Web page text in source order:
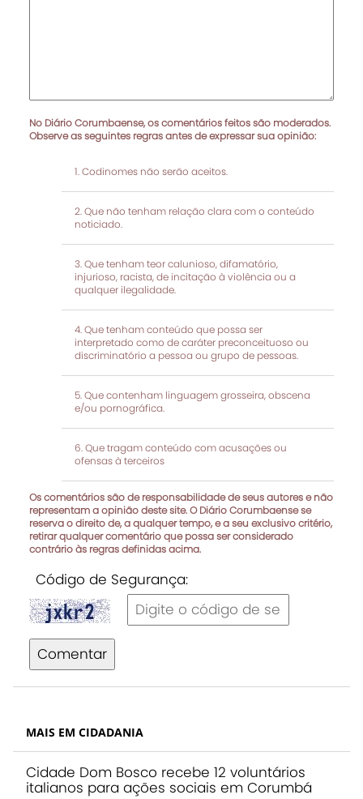
No Diário Corumbaense, os comentários feitos são moderados.
Observe as seguintes regras antes de expressar sua opinião:
Codinomes não serão aceitos.
Que não tenham relação clara com o conteúdo
noticiado.
Que tenham teor calunioso, difamatório,
injurioso, racista, de incitação à violência ou a
qualquer ilegalidade.
Que tenham conteúdo que possa ser
interpretado como de caráter preconceituoso ou
discriminatório a pessoa ou grupo de pessoas.
Que contenham linguagem grosseira, obscena
e/ou pornográfica.
Que tragam conteúdo com acusações ou
ofensas à terceiros
Os comentários são de responsabilidade de seus autores e não
representam a opinião deste site. O Diário Corumbaense se
reserva o direito de, a qualquer tempo, e a seu exclusivo critério,
retirar qualquer comentário que possa ser considerado
contrário às regras definidas acima.
Código de Segurança:
Comentar
MAIS EM CIDADANIA
Cidade Dom Bosco recebe 12 voluntários
italianos para ações sociais em Corumbá